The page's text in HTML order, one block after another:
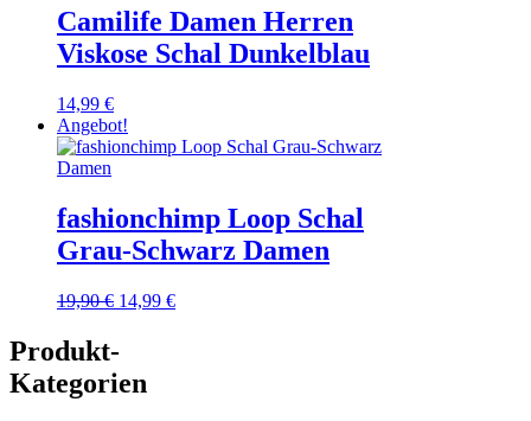
Camilife Damen Herren
Viskose Schal Dunkelblau
14,99 €
Angebot!
fashionchimp Loop Schal
Grau-Schwarz Damen
19,90€ Ursprünglicher
14,99 €Aktueller
Produkt-
Kategorien